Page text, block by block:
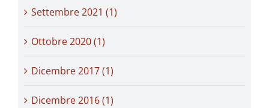
Settembre 2021 (1)
Ottobre 2020 (1)
Dicembre 2017 (1)
Dicembre 2016 (1)